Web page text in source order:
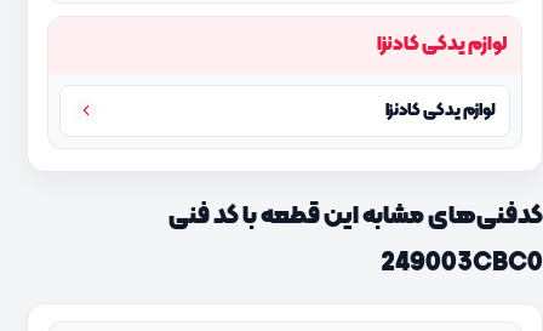
لوازم یدکی کادنزا
لوازم یدکی کادنزا
کدفنی‌های مشابه این قطعه با کد فنی
249003CBC0